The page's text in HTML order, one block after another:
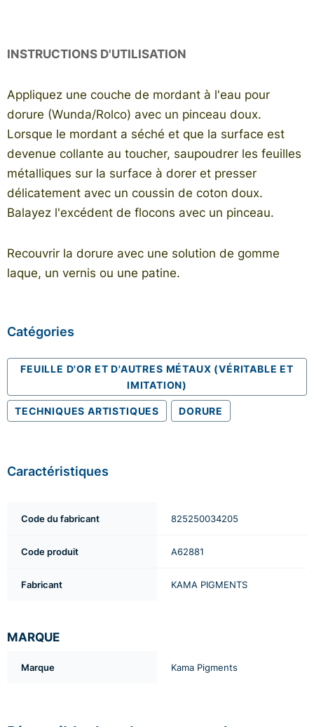
INSTRUCTIONS D'UTILISATION
Appliquez une couche de mordant à l'eau pour
dorure (Wunda/Rolco) avec un pinceau doux.
Lorsque le mordant a séché et que la surface est
devenue collante au toucher, saupoudrer les feuilles
métalliques sur la surface à dorer et presser
délicatement avec un coussin de coton doux.
Balayez l'excédent de flocons avec un pinceau.
Recouvrir la dorure avec une solution de gomme
laque, un vernis ou une patine.
Catégories
FEUILLE D'OR ET D'AUTRES MÉTAUX (VÉRITABLE ET
IMITATION)
TECHNIQUES ARTISTIQUES
DORURE
Caractéristiques
Code du fabricant 825250034205
Code produit A62881
Fabricant KAMA PIGMENTS
MARQUE
Marque Kama Pigments